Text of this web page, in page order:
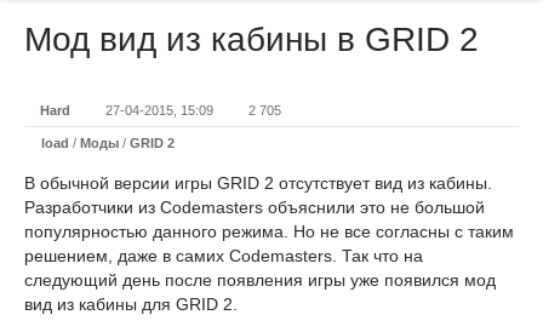
Мод вид из кабины в GRID 2
Hard 27-04-2015, 15:09 2 705
load / Моды / GRID 2
В обычной версии игры GRID 2 отсутствует вид из кабины.
Разработчики из Codemasters объяснили это не большой
популярностью данного режима. Но не все согласны с таким
решением, даже в самих Codemasters. Так что на
следующий день после появления игры уже появился мод
вид из кабины для GRID 2.